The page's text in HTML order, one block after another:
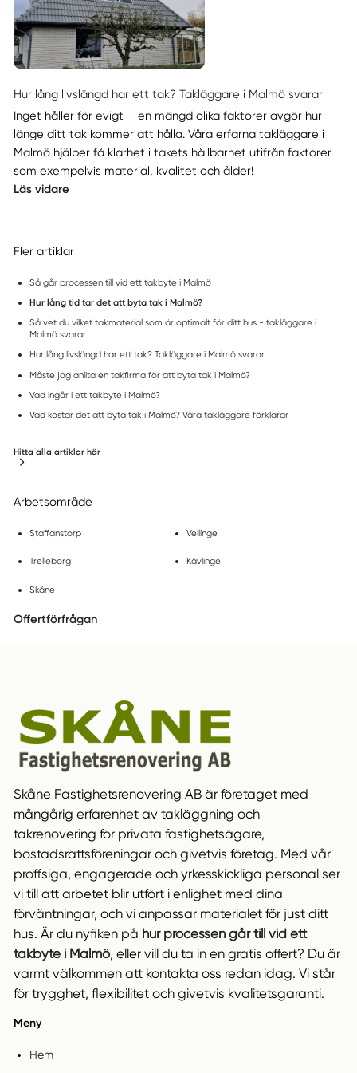
Hur lång livslängd har ett tak? Takläggare i Malmö svarar
Inget håller för evigt – en mängd olika faktorer avgör hur
länge ditt tak kommer att hålla. Våra erfarna takläggare i
Malmö hjälper få klarhet i takets hållbarhet utifrån faktorer
som exempelvis material, kvalitet och ålder!
Läs vidare
Fler artiklar
Så går processen till vid ett takbyte i Malmö
Hur lång tid tar det att byta tak i Malmö?
Så vet du vilket takmaterial som är optimalt för ditt hus - takläggare i
Malmö svarar
Hur lång livslängd har ett tak? Takläggare i Malmö svarar
Måste jag anlita en takfirma för att byta tak i Malmö?
Vad ingår i ett takbyte i Malmö?
Vad kostar det att byta tak i Malmö? Våra takläggare förklarar
Hitta alla artiklar här
Arbetsområde
Staffanstorp Vellinge
Trelleborg Kävlinge
Skåne
Offertförfrågan
Skåne Fastighetsrenovering AB är företaget med
mångårig erfarenhet av takläggning och
takrenovering för privata fastighetsägare,
bostadsrättsföreningar och givetvis företag. Med vår
proffsiga, engagerade och yrkesskickliga personal ser
vi till att arbetet blir utfört i enlighet med dina
förväntningar, och vi anpassar materialet för just ditt
hus. Är du nyfiken på hur processen går till vid ett
takbyte i Malmö, eller vill du ta in en gratis offert? Du är
varmt välkommen att kontakta oss redan idag. Vi står
för trygghet, flexibilitet och givetvis kvalitetsgaranti.
Meny
Hem